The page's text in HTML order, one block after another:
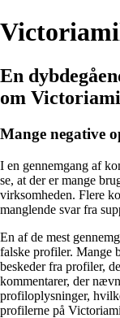
En
om
Mange negative
I en gennemgang af
se, at der er mange
virksomheden. Flere
manglende svar fra
En af de mest
falske profiler. Mange
beskeder fra profiler,
kommentarer, der
profiloplysninger,
profilerne på